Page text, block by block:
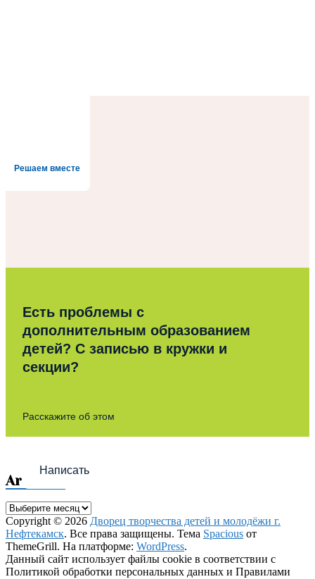
Решаем вместе
Есть проблемы с
дополнительным образованием
детей? С записью в кружки и
секции?
Расскажите об этом
Написать
Archives
Archives
Copyright © 2026 Дворец творчества детей и молодёжи г.
Нефтекамск. Все права защищены. Тема Spacious от
ThemeGrill. На платформе: WordPress.
Данный сайт использует файлы cookie в соответствии с
Политикой обработки персональных данных и Правилами